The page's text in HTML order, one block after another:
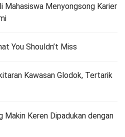
Mahasiswa Menyongsong Karier
You Shouldn’t Miss
Kawasan Glodok, Tertarik
Makin Keren Dipadukan dengan